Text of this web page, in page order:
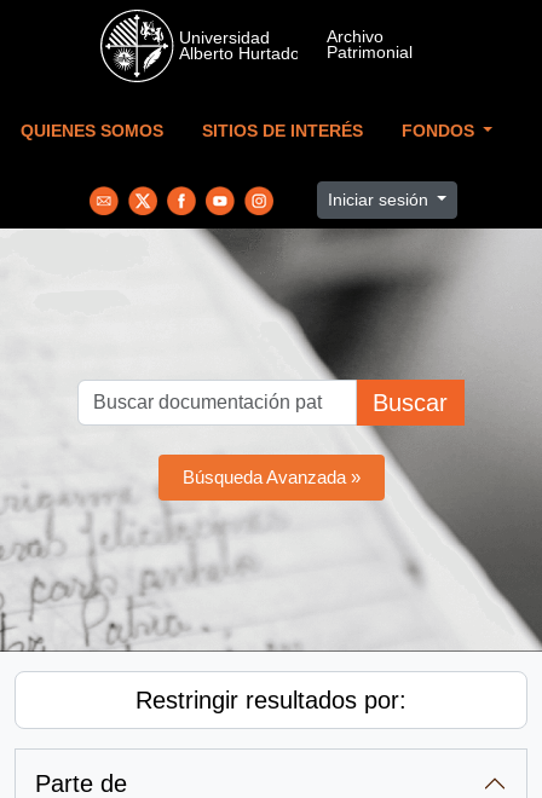
Skip to main content
QUIENES SOMOS SITIOS DE INTERÉS FONDOS
Iniciar sesión
Buscar
Búsqueda Avanzada »
Restringir resultados por:
Parte de